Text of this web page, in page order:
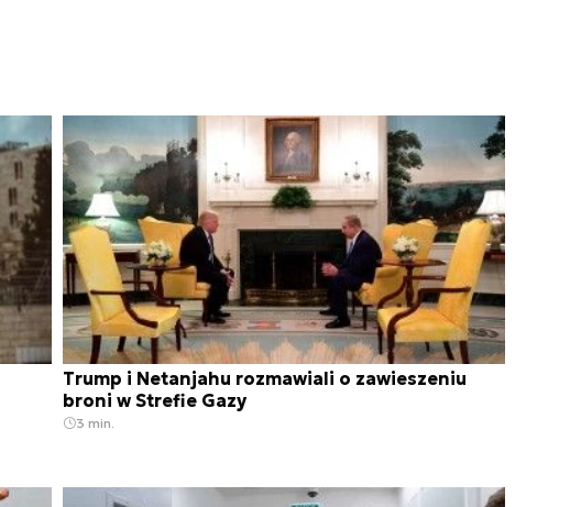
Trump i Netanjahu rozmawiali o zawieszeniu
broni w Strefie Gazy
3 min.